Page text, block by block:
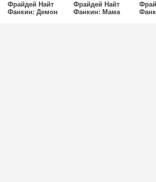
Фрайдей Найт
Фанкин: Демон
Фрайдей Найт
Фанкин: Мама